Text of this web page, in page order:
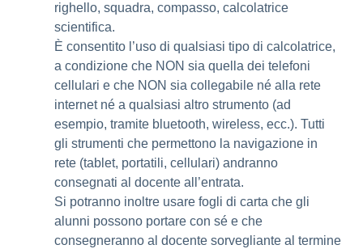
righello, squadra, compasso, calcolatrice
scientifica.
È consentito l’uso di qualsiasi tipo di calcolatrice,
a condizione che NON sia quella dei telefoni
cellulari e che NON sia collegabile né alla rete
internet né a qualsiasi altro strumento (ad
esempio, tramite bluetooth, wireless, ecc.). Tutti
gli strumenti che permettono la navigazione in
rete (tablet, portatili, cellulari) andranno
consegnati al docente all’entrata.
Si potranno inoltre usare fogli di carta che gli
alunni possono portare con sé e che
consegneranno al docente sorvegliante al termine